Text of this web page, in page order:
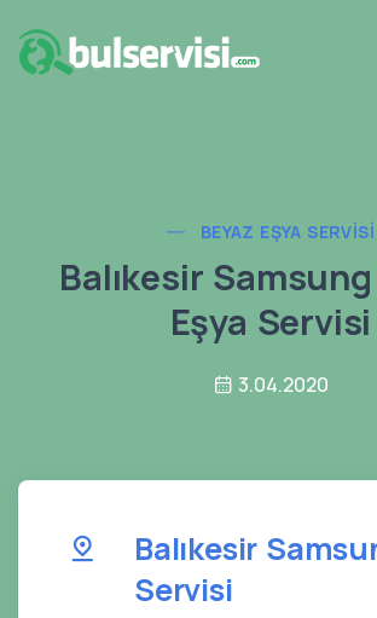
BEYAZ EŞYA SERVISI
Balıkesir
Eşya Servisi
3.04.2020
Balıkesir
Servisi